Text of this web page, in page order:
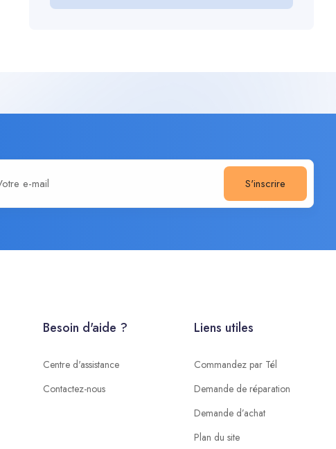
S'inscrire
Besoin d'aide ?
Centre d'assistance
Contactez-nous
Liens utiles
Commandez par Tél
Demande de réparation
Demande d’achat
Plan du site